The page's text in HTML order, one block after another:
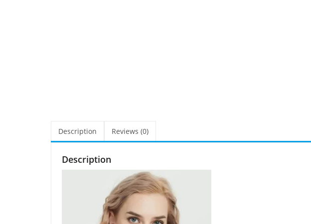
Description Reviews (0)
Description